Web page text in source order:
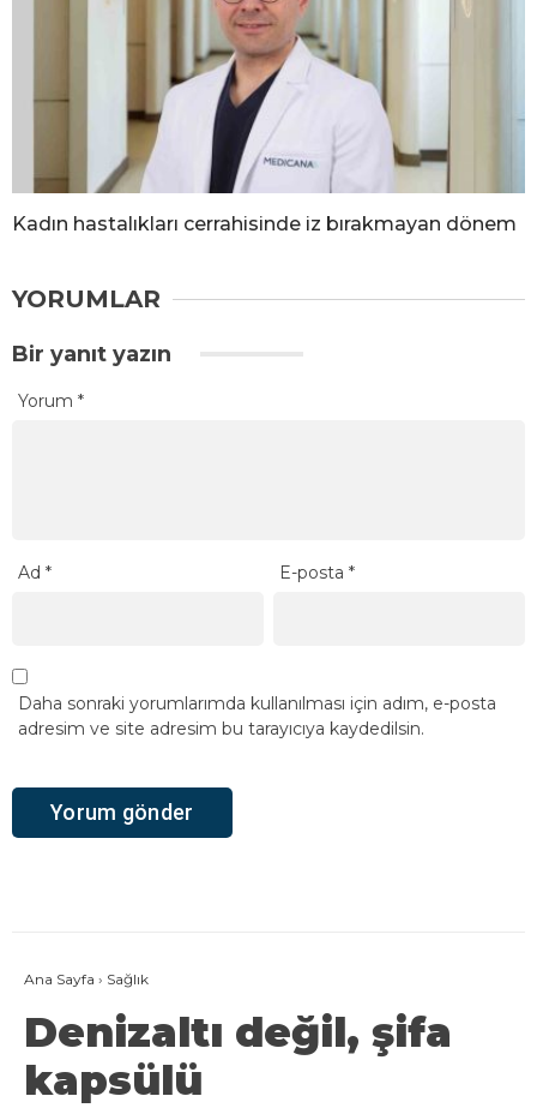
Kadın hastalıkları cerrahisinde iz bırakmayan dönem
YORUMLAR
Bir yanıt yazın
Yorum *
Ad * E-posta*
Daha sonraki yorumlarımda kullanılması için adım, e-posta
adresim ve site adresim bu tarayıcıya kaydedilsin.
Ana Sayfa › Sağlık
Denizaltı değil, şifa
kapsülü